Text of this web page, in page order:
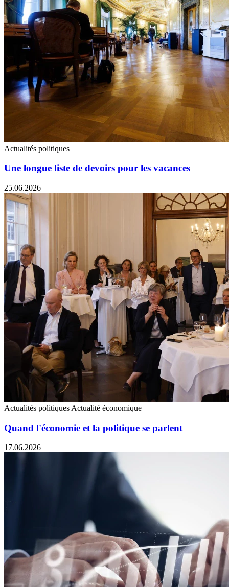
Actualités politiques
Une longue liste de devoirs pour les vacances
25.06.2026
Actualités politiques Actualité économique
Quand l'économie et la politique se parlent
17.06.2026